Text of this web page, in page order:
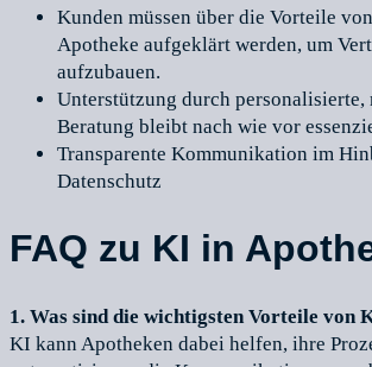
Kunden müssen über die Vorteile
Apotheke aufgeklärt werden, um
aufzubauen.
Unterstützung durch personalisierte,
Beratung bleibt nach wie vor
Transparente Kommunikation im
Datenschutz
FAQ zu KI in
1. Was sind die wichtigsten Vorteile von
KI kann Apotheken dabei helfen, ihre